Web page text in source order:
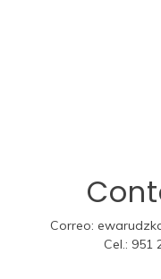
Correo:
Cel.: 951